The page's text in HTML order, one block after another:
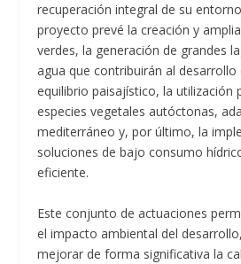
recuperación integral de su
proyecto prevé la creación y
verdes, la generación de grandes
agua que contribuirán al desarrollo
equilibrio paisajístico, la utilización
especies vegetales autóctonas,
mediterráneo y, por último, la
soluciones de bajo consumo
eficiente.
Este conjunto de actuaciones
el impacto ambiental del
mejorar de forma significativa la